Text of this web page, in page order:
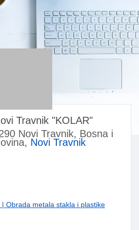
Travnik "KOLAR"
Novi Travnik, Bosna i
Novi Travnik
Obrada metala stakla i plastike